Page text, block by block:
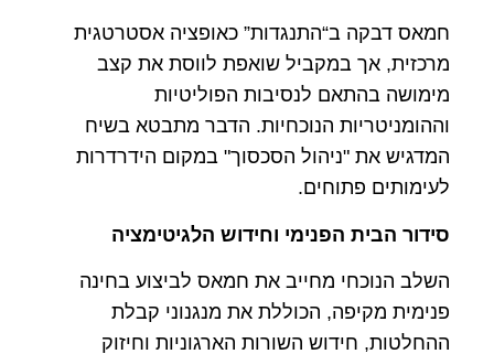
חמאס דבקה ב“התנגדות” כאופציה אסטרטגית
מרכזית, אך במקביל שואפת לווסת את קצב
מימושה בהתאם לנסיבות הפוליטיות
וההומניטריות הנוכחיות. הדבר מתבטא בשיח
המדגיש את "ניהול הסכסוך" במקום הידרדרות
לעימותים פתוחים.
סידור הבית הפנימי וחידוש הלגיטימציה
השלב הנוכחי מחייב את חמאס לביצוע בחינה
פנימית מקיפה, הכוללת את מנגנוני קבלת
ההחלטות, חידוש השורות הארגוניות וחיזוק